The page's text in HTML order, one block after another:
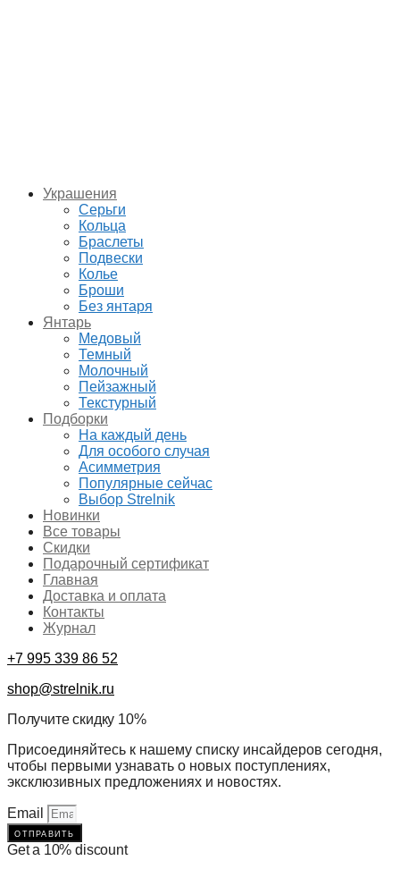
Украшения
Серьги
Кольца
Браслеты
Подвески
Колье
Броши
Без янтаря
Янтарь
Медовый
Темный
Молочный
Пейзажный
Текстурный
Подборки
На каждый день
Для особого случая
Асимметрия
Популярные сейчас
Выбор Strelnik
Новинки
Все товары
Скидки
Подарочный сертификат
Главная
Доставка и оплата
Контакты
Журнал
+7 995 339 86 52
shop@strelnik.ru
Получите скидку 10%
Присоединяйтесь к нашему списку инсайдеров сегодня,
чтобы первыми узнавать о новых поступлениях,
эксклюзивных предложениях и новостях.
Email
отправить
Get a 10% discount